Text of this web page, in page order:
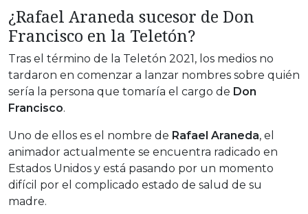
¿Rafael Araneda sucesor de Don
Francisco en la Teletón?
Tras el término de la Teletón 2021, los medios no
tardaron en comenzar a lanzar nombres sobre quién
sería la persona que tomaría el cargo de Don
Francisco.
Uno de ellos es el nombre de Rafael Araneda, el
animador actualmente se encuentra radicado en
Estados Unidos y está pasando por un momento
difícil por el complicado estado de salud de su
madre.